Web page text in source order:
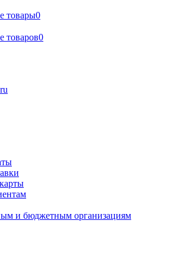
товары0
товаров0
и бюджетным организациям